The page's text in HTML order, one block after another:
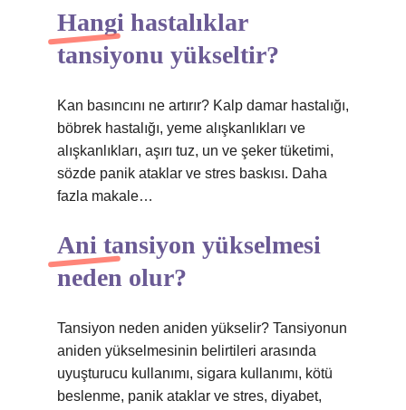
Hangi hastalıklar
tansiyonu yükseltir?
Kan basıncını ne artırır? Kalp damar hastalığı,
böbrek hastalığı, yeme alışkanlıkları ve
alışkanlıkları, aşırı tuz, un ve şeker tüketimi,
sözde panik ataklar ve stres baskısı. Daha
fazla makale…
Ani tansiyon yükselmesi
neden olur?
Tansiyon neden aniden yükselir? Tansiyonun
aniden yükselmesinin belirtileri arasında
uyuşturucu kullanımı, sigara kullanımı, kötü
beslenme, panik ataklar ve stres, diyabet,